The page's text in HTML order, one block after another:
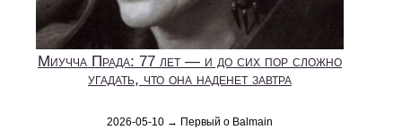
Миучча Прада: 77 лет — и до сих пор сложно
угадать, что она наденет завтра
2026-05-10 → Первый о Balmain